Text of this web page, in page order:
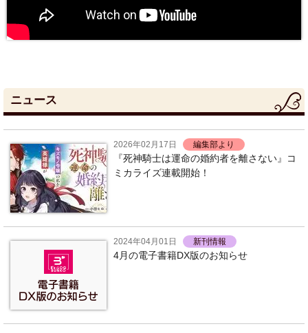
ニュース
2026年02月17日 編集部より
『死神騎士は運命の婚約者を離さない』コ
ミカライズ連載開始！
2024年04月01日 新刊情報
4月の電子書籍DX版のお知らせ